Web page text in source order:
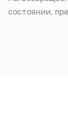
состоянии,